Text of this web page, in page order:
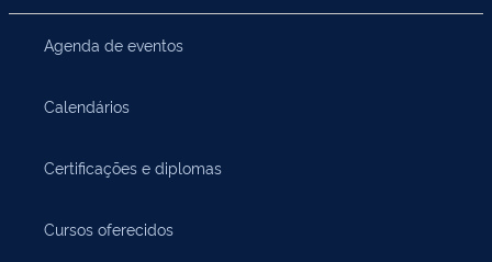
Agenda de eventos
Calendários
Certificações e diplomas
Cursos oferecidos